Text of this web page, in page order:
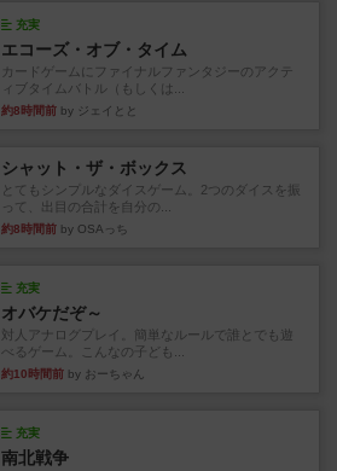
充実
エコーズ・オブ・タイム
カードゲームにファイナルファンタジーのアクテ
ィブタイムバトル（もしくは...
約8時間前 by ジェイとと
シャット・ザ・ボックス
とてもシンプルなダイスゲーム。2つのダイスを振
って、出目の合計を自分の...
約8時間前 by OSAっち
充実
オバケだぞ～
対人アナログプレイ。簡単なルールで誰とでも遊
べるゲーム。こんなの子ども...
約10時間前 by おーちゃん
充実
南北戦争